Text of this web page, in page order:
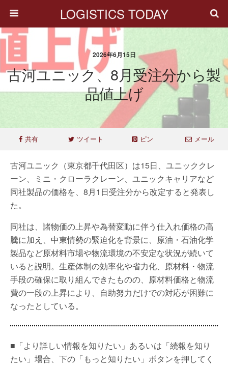
LOGISTICS TODAY
2026年6月15日
古河ユニック、8月受注分から製
品値上げ
共有 ツイート ピン メール
古河ユニック（東京都千代田区）は15日、ユニッククレ
ーン、ミニ・クローラクレーン、ユニックキャリアなど
同社製品の価格を、8月1日受注分から改定すると発表し
た。
同社は、諸物価の上昇や為替変動に伴う仕入れ価格の高
騰に加え、中東情勢の緊迫化を背景に、原油・石油化学
製品など原材料市場や物流環境の不安定な状況が続いて
いると説明。生産体制の効率化や省力化、原材料・物流
手段の確保に取り組んできたものの、原材料価格と物流
費の一段の上昇により、自助努力だけでの対応が困難に
なったとしている。
■「より詳しい情報を知りたい」あるいは「続報を知り
たい」場合、下の「もっと知りたい」ボタンを押してく